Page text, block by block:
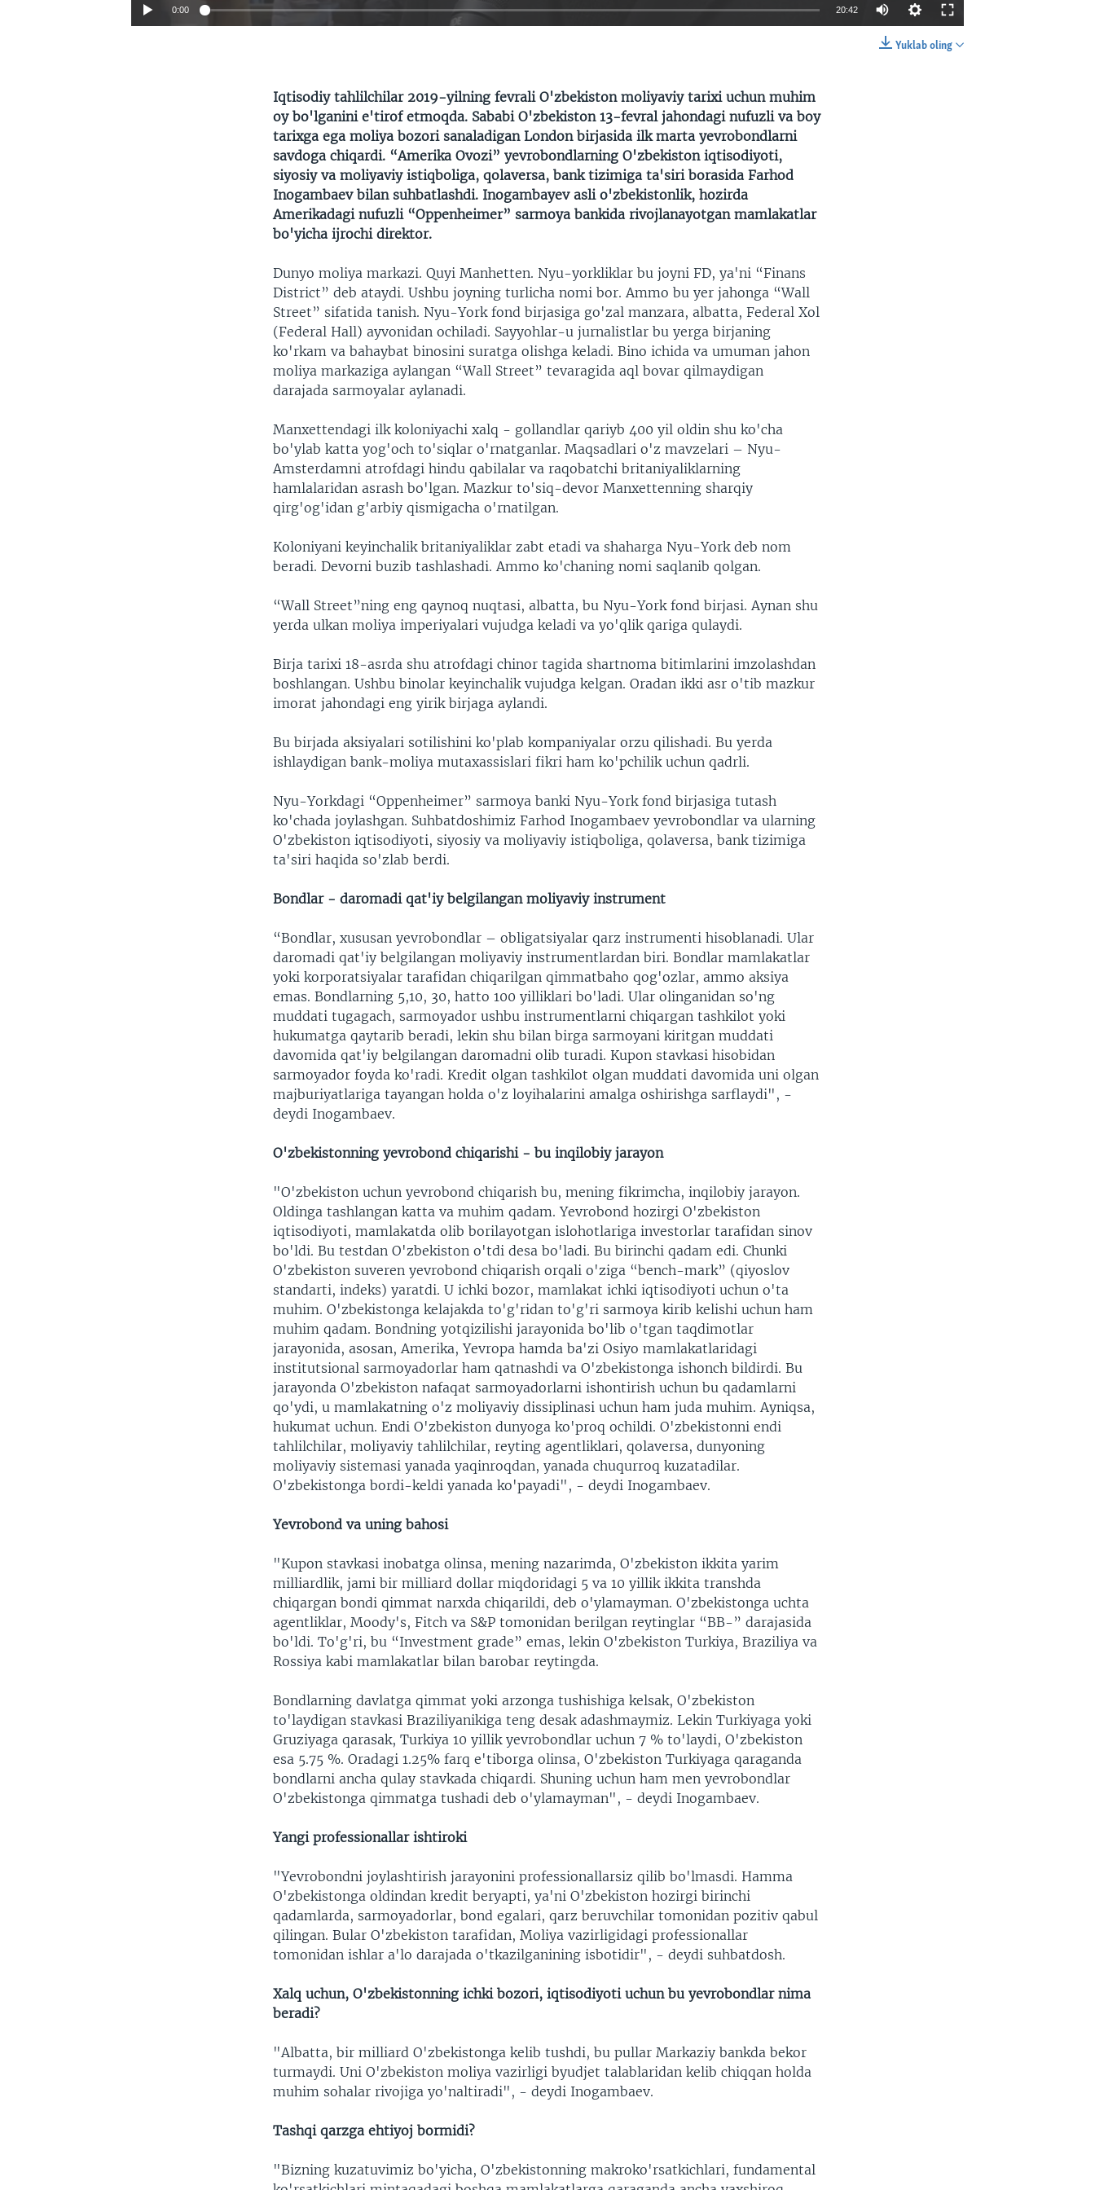
0:00 20:42
Yuklab oling
Iqtisodiy tahlilchilar 2019-yilning fevrali O'zbekiston moliyaviy tarixi uchun muhim
oy bo'lganini e'tirof etmoqda. Sababi O'zbekiston 13-fevral jahondagi nufuzli va boy
tarixga ega moliya bozori sanaladigan London birjasida ilk marta yevrobondlarni
savdoga chiqardi. “Amerika Ovozi” yevrobondlarning O'zbekiston iqtisodiyoti,
siyosiy va moliyaviy istiqboliga, qolaversa, bank tizimiga ta'siri borasida Farhod
Inogambaev bilan suhbatlashdi. Inogambayev asli o'zbekistonlik, hozirda
Amerikadagi nufuzli “Oppenheimer” sarmoya bankida rivojlanayotgan mamlakatlar
bo'yicha ijrochi direktor.
Dunyo moliya markazi. Quyi Manhetten. Nyu-yorkliklar bu joyni FD, ya'ni “Finans
District” deb ataydi. Ushbu joyning turlicha nomi bor. Ammo bu yer jahonga “Wall
Street” sifatida tanish. Nyu-York fond birjasiga go'zal manzara, albatta, Federal Xol
(Federal Hall) ayvonidan ochiladi. Sayyohlar-u jurnalistlar bu yerga birjaning
ko'rkam va bahaybat binosini suratga olishga keladi. Bino ichida va umuman jahon
moliya markaziga aylangan “Wall Street” tevaragida aql bovar qilmaydigan
darajada sarmoyalar aylanadi.
Manxettendagi ilk koloniyachi xalq - gollandlar qariyb 400 yil oldin shu ko'cha
bo'ylab katta yog'och to'siqlar o'rnatganlar. Maqsadlari o'z mavzelari – Nyu-
Amsterdamni atrofdagi hindu qabilalar va raqobatchi britaniyaliklarning
hamlalaridan asrash bo'lgan. Mazkur to'siq-devor Manxettenning sharqiy
qirg'og'idan g'arbiy qismigacha o'rnatilgan.
Koloniyani keyinchalik britaniyaliklar zabt etadi va shaharga Nyu-York deb nom
beradi. Devorni buzib tashlashadi. Ammo ko'chaning nomi saqlanib qolgan.
“Wall Street”ning eng qaynoq nuqtasi, albatta, bu Nyu-York fond birjasi. Aynan shu
yerda ulkan moliya imperiyalari vujudga keladi va yo'qlik qariga qulaydi.
Birja tarixi 18-asrda shu atrofdagi chinor tagida shartnoma bitimlarini imzolashdan
boshlangan. Ushbu binolar keyinchalik vujudga kelgan. Oradan ikki asr o'tib mazkur
imorat jahondagi eng yirik birjaga aylandi.
Bu birjada aksiyalari sotilishini ko'plab kompaniyalar orzu qilishadi. Bu yerda
ishlaydigan bank-moliya mutaxassislari fikri ham ko'pchilik uchun qadrli.
Nyu-Yorkdagi “Oppenheimer” sarmoya banki Nyu-York fond birjasiga tutash
ko'chada joylashgan. Suhbatdoshimiz Farhod Inogambaev yevrobondlar va ularning
O'zbekiston iqtisodiyoti, siyosiy va moliyaviy istiqboliga, qolaversa, bank tizimiga
ta'siri haqida so'zlab berdi.
Bondlar - daromadi qat'iy belgilangan moliyaviy instrument
“Bondlar, xususan yevrobondlar – obligatsiyalar qarz instrumenti hisoblanadi. Ular
daromadi qat'iy belgilangan moliyaviy instrumentlardan biri. Bondlar mamlakatlar
yoki korporatsiyalar tarafidan chiqarilgan qimmatbaho qog'ozlar, ammo aksiya
emas. Bondlarning 5,10, 30, hatto 100 yilliklari bo'ladi. Ular olinganidan so'ng
muddati tugagach, sarmoyador ushbu instrumentlarni chiqargan tashkilot yoki
hukumatga qaytarib beradi, lekin shu bilan birga sarmoyani kiritgan muddati
davomida qat'iy belgilangan daromadni olib turadi. Kupon stavkasi hisobidan
sarmoyador foyda ko'radi. Kredit olgan tashkilot olgan muddati davomida uni olgan
majburiyatlariga tayangan holda o'z loyihalarini amalga oshirishga sarflaydi", -
deydi Inogambaev.
O'zbekistonning yevrobond chiqarishi - bu inqilobiy jarayon
"O'zbekiston uchun yevrobond chiqarish bu, mening fikrimcha, inqilobiy jarayon.
Oldinga tashlangan katta va muhim qadam. Yevrobond hozirgi O'zbekiston
iqtisodiyoti, mamlakatda olib borilayotgan islohotlariga investorlar tarafidan sinov
bo'ldi. Bu testdan O'zbekiston o'tdi desa bo'ladi. Bu birinchi qadam edi. Chunki
O'zbekiston suveren yevrobond chiqarish orqali o'ziga “bench-mark” (qiyoslov
standarti, indeks) yaratdi. U ichki bozor, mamlakat ichki iqtisodiyoti uchun o'ta
muhim. O'zbekistonga kelajakda to'g'ridan to'g'ri sarmoya kirib kelishi uchun ham
muhim qadam. Bondning yotqizilishi jarayonida bo'lib o'tgan taqdimotlar
jarayonida, asosan, Amerika, Yevropa hamda ba'zi Osiyo mamlakatlaridagi
institutsional sarmoyadorlar ham qatnashdi va O'zbekistonga ishonch bildirdi. Bu
jarayonda O'zbekiston nafaqat sarmoyadorlarni ishontirish uchun bu qadamlarni
qo'ydi, u mamlakatning o'z moliyaviy dissiplinasi uchun ham juda muhim. Ayniqsa,
hukumat uchun. Endi O'zbekiston dunyoga ko'proq ochildi. O'zbekistonni endi
tahlilchilar, moliyaviy tahlilchilar, reyting agentliklari, qolaversa, dunyoning
moliyaviy sistemasi yanada yaqinroqdan, yanada chuqurroq kuzatadilar.
O'zbekistonga bordi-keldi yanada ko'payadi", - deydi Inogambaev.
Yevrobond va uning bahosi
"Kupon stavkasi inobatga olinsa, mening nazarimda, O'zbekiston ikkita yarim
milliardlik, jami bir milliard dollar miqdoridagi 5 va 10 yillik ikkita transhda
chiqargan bondi qimmat narxda chiqarildi, deb o'ylamayman. O'zbekistonga uchta
agentliklar, Moody's, Fitch va S&P tomonidan berilgan reytinglar “BB-” darajasida
bo'ldi. To'g'ri, bu “Investment grade” emas, lekin O'zbekiston Turkiya, Braziliya va
Rossiya kabi mamlakatlar bilan barobar reytingda.
Bondlarning davlatga qimmat yoki arzonga tushishiga kelsak, O'zbekiston
to'laydigan stavkasi Braziliyanikiga teng desak adashmaymiz. Lekin Turkiyaga yoki
Gruziyaga qarasak, Turkiya 10 yillik yevrobondlar uchun 7 % to'laydi, O'zbekiston
esa 5.75 %. Oradagi 1.25% farq e'tiborga olinsa, O'zbekiston Turkiyaga qaraganda
bondlarni ancha qulay stavkada chiqardi. Shuning uchun ham men yevrobondlar
O'zbekistonga qimmatga tushadi deb o'ylamayman", - deydi Inogambaev.
Yangi professionallar ishtiroki
"Yevrobondni joylashtirish jarayonini professionallarsiz qilib bo'lmasdi. Hamma
O'zbekistonga oldindan kredit beryapti, ya'ni O'zbekiston hozirgi birinchi
qadamlarda, sarmoyadorlar, bond egalari, qarz beruvchilar tomonidan pozitiv qabul
qilingan. Bular O'zbekiston tarafidan, Moliya vazirligidagi professionallar
tomonidan ishlar a'lo darajada o'tkazilganining isbotidir", - deydi suhbatdosh.
Xalq uchun, O'zbekistonning ichki bozori, iqtisodiyoti uchun bu yevrobondlar nima
beradi?
"Albatta, bir milliard O'zbekistonga kelib tushdi, bu pullar Markaziy bankda bekor
turmaydi. Uni O'zbekiston moliya vazirligi byudjet talablaridan kelib chiqqan holda
muhim sohalar rivojiga yo'naltiradi", - deydi Inogambaev.
Tashqi qarzga ehtiyoj bormidi?
"Bizning kuzatuvimiz bo'yicha, O'zbekistonning makroko'rsatkichlari, fundamental